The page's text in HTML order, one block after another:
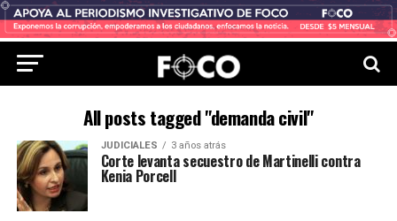
All posts tagged "demanda civil"
JUDICIALES 3 años atrás
Corte levanta secuestro de Martinelli contra
Kenia Porcell